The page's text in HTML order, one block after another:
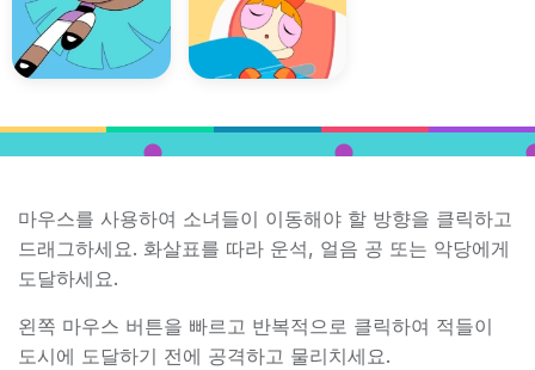
마우스를 사용하여 소녀들이 이동해야 할 방향을 클릭하고
드래그하세요. 화살표를 따라 운석, 얼음 공 또는 악당에게
도달하세요.
왼쪽 마우스 버튼을 빠르고 반복적으로 클릭하여 적들이
도시에 도달하기 전에 공격하고 물리치세요.